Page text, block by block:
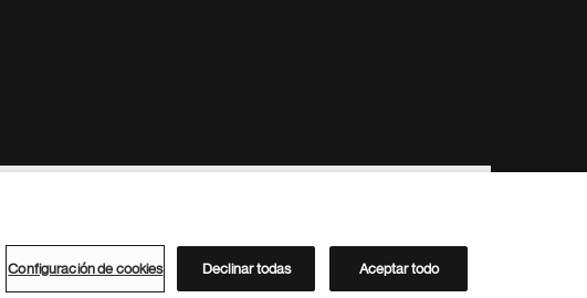
Directorio de Novartis
Configuración de cookies Declinar todas Aceptar todo